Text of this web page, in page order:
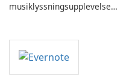
musiklyssningsupplevelse